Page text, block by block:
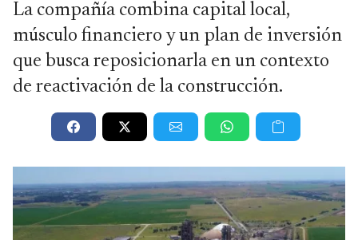
La compañía combina capital local,
músculo financiero y un plan de inversión
que busca reposicionarla en un contexto
de reactivación de la construcción.